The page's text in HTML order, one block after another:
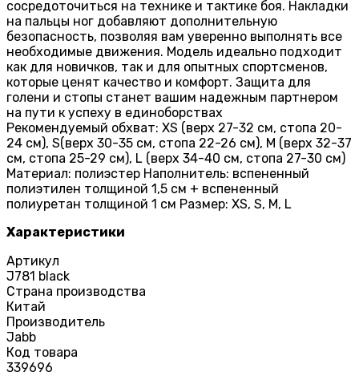
сосредоточиться на технике и тактике боя. Накладки
на пальцы ног добавляют дополнительную
безопасность, позволяя вам уверенно выполнять все
необходимые движения. Модель идеально подходит
как для новичков, так и для опытных спортсменов,
которые ценят качество и комфорт. Защита для
голени и стопы станет вашим надежным партнером
на пути к успеху в единоборствах
Рекомендуемый обхват: XS (верх 27-32 см, стопа 20-
24 см), S(верх 30-35 см, стопа 22-26 см), M (верх 32-37
см, стопа 25-29 см), L (верх 34-40 см, стопа 27-30 см)
Материал: полиэстер Наполнитель: вспененный
полиэтилен толщиной 1,5 см + вспененный
полиуретан толщиной 1 см Размер: XS, S, M, L
Характеристики
Артикул
J781 black
Страна производства
Китай
Производитель
Jabb
Код товара
339696